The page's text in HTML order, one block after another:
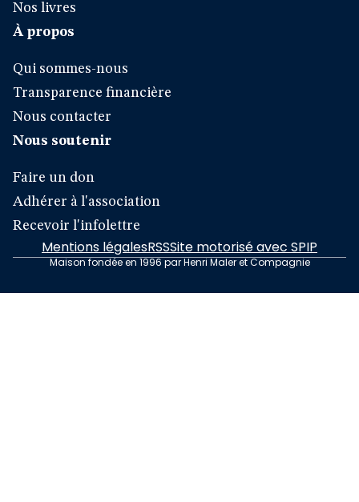
Nos livres
À propos
Qui sommes-nous
Transparence financière
Nous contacter
Nous soutenir
Faire un don
Adhérer à l'association
Recevoir l'infolettre
Mentions légalesRSSSite motorisé avec SPIP
Maison fondée en 1996 par Henri Maler et Compagnie